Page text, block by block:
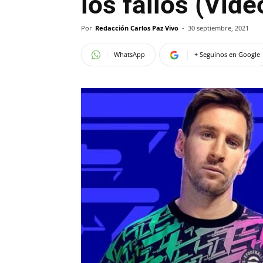
Por Redacción Carlos Paz Vivo - 30 septiembre, 2021
WhatsApp + Seguinos en Google